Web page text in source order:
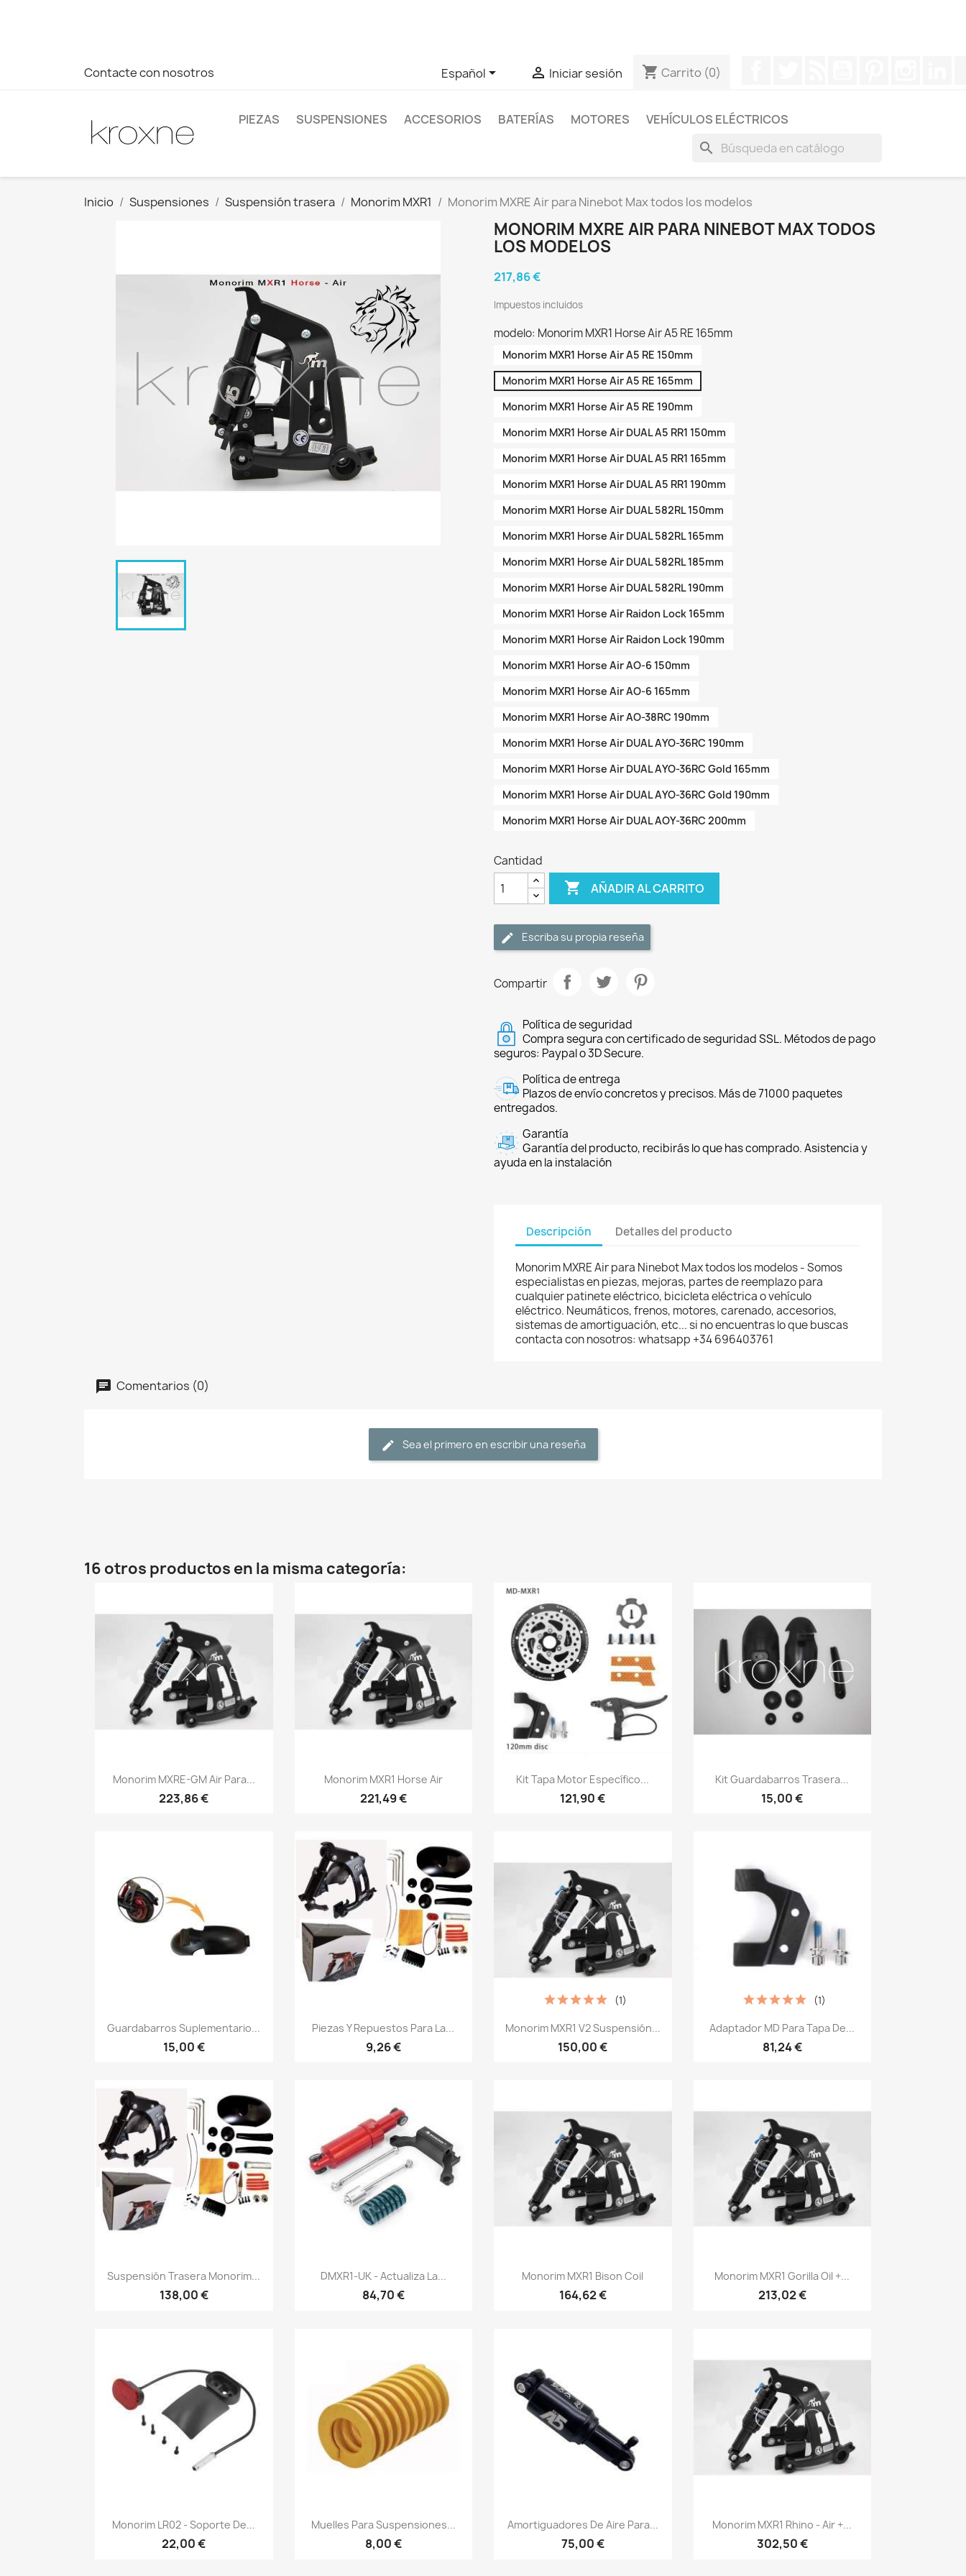
Contacte con nosotros Español  Iniciar sesión shopping_cart Carrito (0)
PIEZAS SUSPENSIONES ACCESORIOS BATERÍAS MOTORES VEHÍCULOS ELÉCTRICOS
search
Inicio Suspensiones Suspensión trasera Monorim MXR1 Monorim MXRE Air para Ninebot Max todos los modelos
MONORIM MXRE AIR PARA NINEBOT MAX TODOS
LOS MODELOS
217,86 €
Impuestos incluidos
modelo: Monorim MXR1 Horse Air A5 RE 165mm
Monorim MXR1 Horse Air A5 RE 150mm
Monorim MXR1 Horse Air A5 RE 165mm
Monorim MXR1 Horse Air A5 RE 190mm
Monorim MXR1 Horse Air DUAL A5 RR1 150mm
Monorim MXR1 Horse Air DUAL A5 RR1 165mm
Monorim MXR1 Horse Air DUAL A5 RR1 190mm
Monorim MXR1 Horse Air DUAL 582RL 150mm
Monorim MXR1 Horse Air DUAL 582RL 165mm
Monorim MXR1 Horse Air DUAL 582RL 185mm
Monorim MXR1 Horse Air DUAL 582RL 190mm
Monorim MXR1 Horse Air Raidon Lock 165mm
Monorim MXR1 Horse Air Raidon Lock 190mm
Monorim MXR1 Horse Air AO-6 150mm
Monorim MXR1 Horse Air AO-6 165mm
Monorim MXR1 Horse Air AO-38RC 190mm
Monorim MXR1 Horse Air DUAL AYO-36RC 190mm
Monorim MXR1 Horse Air DUAL AYO-36RC Gold 165mm
Monorim MXR1 Horse Air DUAL AYO-36RC Gold 190mm
Monorim MXR1 Horse Air DUAL AOY-36RC 200mm
Cantidad
 AÑADIR AL CARRITO
Escriba su propia reseña
Compartir
Política de seguridad
Compra segura con certificado de seguridad SSL. Métodos de pago
seguros: Paypal o 3D Secure.
Política de entrega
Plazos de envío concretos y precisos. Más de 71000 paquetes
entregados.
Garantía
Garantía del producto, recibirás lo que has comprado. Asistencia y
ayuda en la instalación
Descripción Detalles del producto
Monorim MXRE Air para Ninebot Max todos los modelos - Somos
especialistas en piezas, mejoras, partes de reemplazo para
cualquier patinete eléctrico, bicicleta eléctrica o vehículo
eléctrico. Neumáticos, frenos, motores, carenado, accesorios,
sistemas de amortiguación, etc... si no encuentras lo que buscas
contacta con nosotros: whatsapp +34 696403761
Comentarios (0)
Sea el primero en escribir una reseña
16 otros productos en la misma categoría:
Vista rápida
Monorim MXRE-GM Air Para...
223,86 €
Vista rápida
Monorim MXR1 Horse Air
221,49 €
Vista rápida
Kit Tapa Motor Específico...
121,90 €
Vista rápida
Kit Guardabarros Trasera...
15,00 €
Vista rápida
Guardabarros Suplementario...
15,00 €
Vista rápida
Piezas Y Repuestos Para La...
9,26 €
Vista rápida
Monorim MXR1 V2 Suspensión...
150,00 €
(1)
Vista rápida
Adaptador MD Para Tapa De...
81,24 €
(1)
Vista rápida
Suspensión Trasera Monorim...
138,00 €
Vista rápida
DMXR1-UK - Actualiza La...
84,70 €
Vista rápida
Monorim MXR1 Bison Coil
164,62 €
Vista rápida
Monorim MXR1 Gorilla Oil +...
213,02 €
Vista rápida
Monorim LR02 - Soporte De...
22,00 €
Vista rápida
Muelles Para Suspensiones...
8,00 €
Vista rápida
Amortiguadores De Aire Para...
75,00 €
Vista rápida
Monorim MXR1 Rhino - Air +...
302,50 €